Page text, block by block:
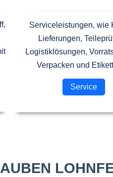
Serviceleistungen, wie
Lieferungen,
Logistiklösungen,
Verpacken und
Service